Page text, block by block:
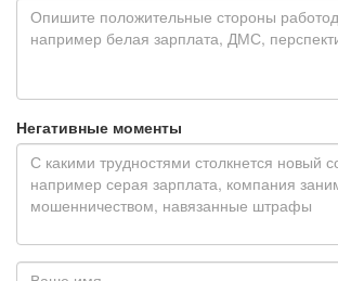
Негативные моменты